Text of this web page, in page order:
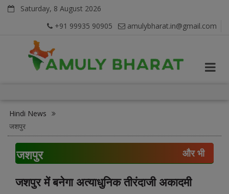
Saturday, 8 August 2026
+91 99935 90905
amulybharat.in@gmail.com
Hindi News
जशपुर
जशपुर और भी
जशपुर में बनेगा अत्याधुनिक तीरंदाजी अकादमी